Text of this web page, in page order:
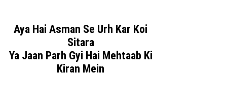
Aya Hai Asman Se Urh Kar Koi
Sitara
Ya Jaan Parh Gyi Hai Mehtaab Ki
Kiran Mein